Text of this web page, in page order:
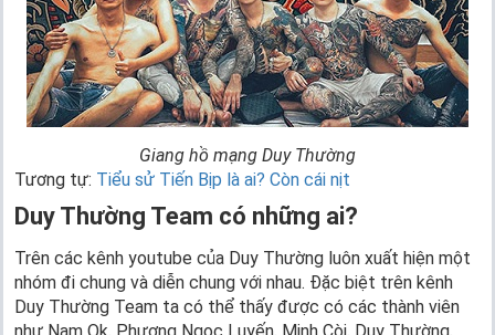
Giang hồ mạng Duy Thường
Tương tự: Tiểu sử Tiến Bịp là ai? Còn cái nịt
Duy Thường Team có những ai?
Trên các kênh youtube của Duy Thường luôn xuất hiện một
nhóm đi chung và diễn chung với nhau. Đặc biệt trên kênh
Duy Thường Team ta có thể thấy được có các thành viên